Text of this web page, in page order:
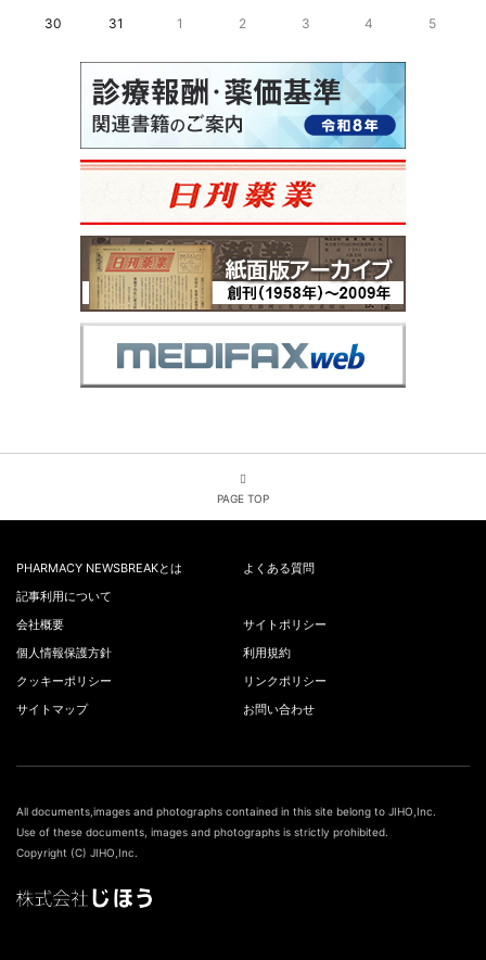
30
31 1 2 3 4 5
PAGE TOP
PHARMACY NEWSBREAKとは
よくある質問
記事利用について
会社概要
サイトポリシー
個人情報保護方針
利用規約
クッキーポリシー
リンクポリシー
サイトマップ
お問い合わせ
All documents,images and photographs contained in this site belong to JIHO,Inc.
Use of these documents, images and photographs is strictly prohibited.
Copyright (C) JIHO,Inc.